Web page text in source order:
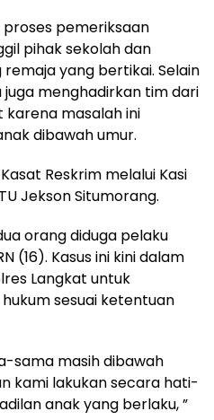
pemeriksaan
pihak sekolah dan
yang bertikai. Selain
menghadirkan tim dari
karena masalah ini
dibawah umur.
Reskrim melalui Kasi
Jekson Situmorang.
orang diduga pelaku
(16). Kasus ini kini dalam
Langkat untuk
sesuai ketentuan
sama masih dibawah
kami lakukan secara hati-
anak yang berlaku, ”